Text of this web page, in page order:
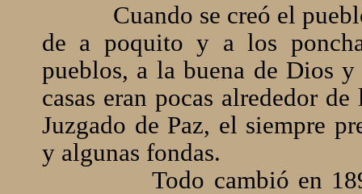
Cuando se creó el
de a poquito y a los
pueblos, a la buena de Dios
casas eran pocas alrededor
Juzgado de Paz, el siempre
y algunas fondas.
Todo cambió en